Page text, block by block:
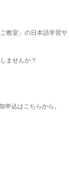
教室」の日本語学習サ
しませんか？
込はこちらから。